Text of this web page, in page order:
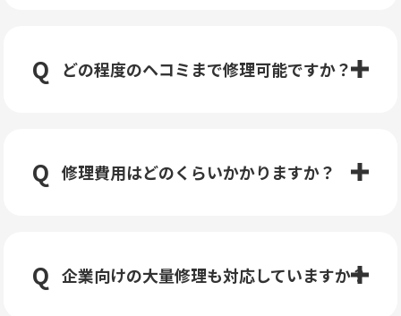
どの程度のヘコミまで修理可能ですか？
修理費用はどのくらいかかりますか？
企業向けの大量修理も対応していますか？